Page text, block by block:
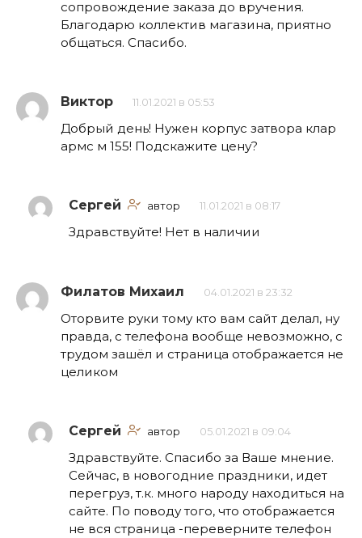
сопровождение заказа до вручения.
Благодарю коллектив магазина, приятно
общаться. Спасибо.
Виктор 11.01.2021 в 05:53
Добрый день! Нужен корпус затвора клар
армс м 155! Подскажите цену?
Сергей автор 11.01.2021 в 08:17
Здравствуйте! Нет в наличии
Филатов Михаил 04.01.2021 в 23:32
Оторвите руки тому кто вам сайт делал, ну
правда, с телефона вообще невозможно, с
трудом зашёл и страница отображается не
целиком
Сергей автор 05.01.2021 в 09:04
Здравствуйте. Спасибо за Ваше мнение.
Сейчас, в новогодние праздники, идет
перегруз, т.к. много народу находиться на
сайте. По поводу того, что отображается
не вся страница -переверните телефон